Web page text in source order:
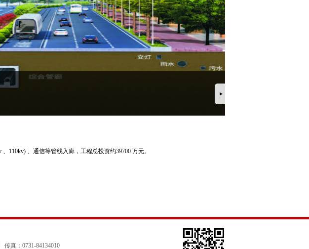
110kv) 、通信等管线入廊，工程总投资约39700 万元。
传真：0731-84134010